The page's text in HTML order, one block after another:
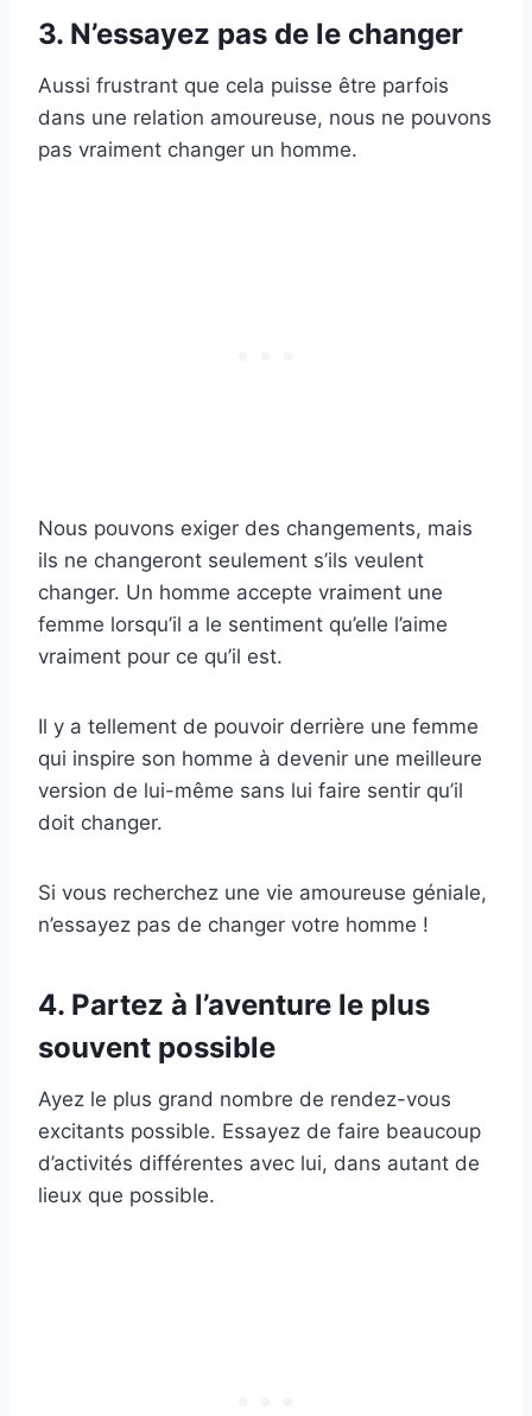
3. N’essayez pas de le changer
Aussi frustrant que cela puisse être parfois
dans une relation amoureuse, nous ne pouvons
pas vraiment changer un homme.
Nous pouvons exiger des changements, mais
ils ne changeront seulement s’ils veulent
changer. Un homme accepte vraiment une
femme lorsqu’il a le sentiment qu’elle l’aime
vraiment pour ce qu’il est.
Il y a tellement de pouvoir derrière une femme
qui inspire son homme à devenir une meilleure
version de lui-même sans lui faire sentir qu’il
doit changer.
Si vous recherchez une vie amoureuse géniale,
n’essayez pas de changer votre homme !
4. Partez à l’aventure le plus
souvent possible
Ayez le plus grand nombre de rendez-vous
excitants possible. Essayez de faire beaucoup
d’activités différentes avec lui, dans autant de
lieux que possible.